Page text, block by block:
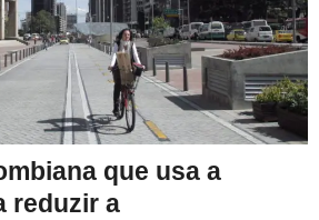
que usa a
reduzir a